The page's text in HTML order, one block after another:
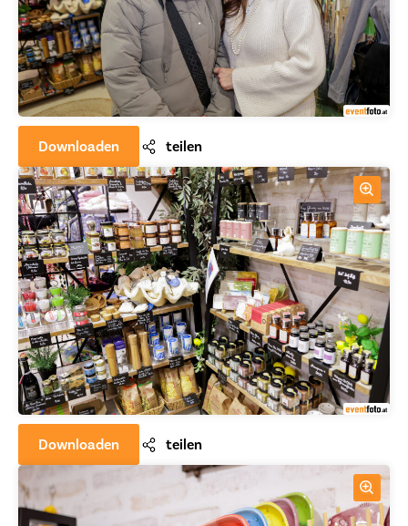
Downloaden teilen
Downloaden teilen